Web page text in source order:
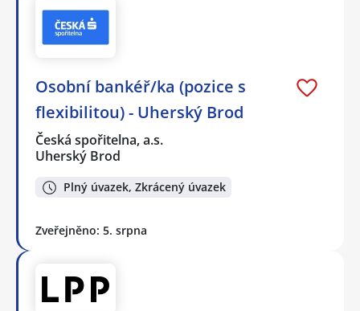
Osobní bankéř/ka (pozice s
flexibilitou) - Uherský Brod
Česká spořitelna, a.s.
Uherský Brod
Plný úvazek, Zkrácený úvazek
Zveřejněno: 5. srpna